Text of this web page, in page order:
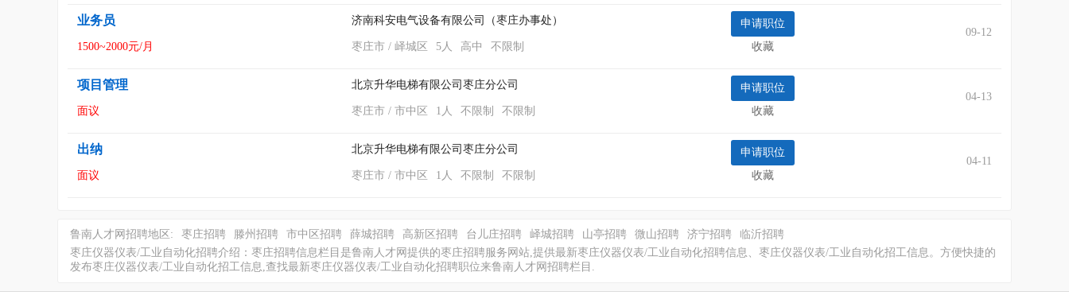
09-12
业务员
1500~2000元/月
济南科安电气设备有限公司（枣庄办事处）
枣庄市 / 峄城区 5人 高中 不限制 收藏
04-13
项目管理
面议
北京升华电梯有限公司枣庄分公司
枣庄市 / 市中区 1人 不限制 不限制 收藏
04-11
出纳
面议
北京升华电梯有限公司枣庄分公司
枣庄市 / 市中区 1人 不限制 不限制 收藏
鲁南人才网招聘地区: 枣庄招聘 滕州招聘 市中区招聘 薛城招聘 高新区招聘 台儿庄招聘 峄城招聘 山亭招聘 微山招聘 济宁招聘
临沂招聘
枣庄仪器仪表/工业自动化招聘介绍：枣庄招聘信息栏目是鲁南人才网提供的枣庄招聘服务网站,提供最新枣庄仪器仪表/工业自动化招聘信息、枣庄仪器仪表/工业自动化招工信息。方便快捷的
发布枣庄仪器仪表/工业自动化招工信息,查找最新枣庄仪器仪表/工业自动化招聘职位来鲁南人才网招聘栏目.